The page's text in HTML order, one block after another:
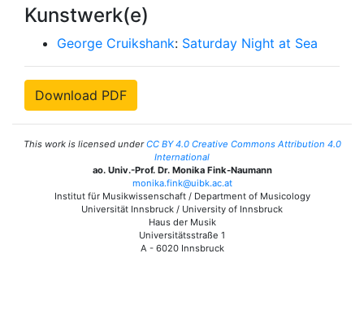
Kunstwerk(e)
George Cruikshank: Saturday Night at Sea
Download PDF
This work is licensed underCC BY 4.0 Creative Commons Attribution 4.0
International
ao. Univ.-Prof. Dr. Monika Fink-Naumann
monika.fink@uibk.ac.at
Institut für Musikwissenschaft / Department of Musicology
Universität Innsbruck / University of Innsbruck
Haus der Musik
Universitätsstraße 1
A - 6020 Innsbruck